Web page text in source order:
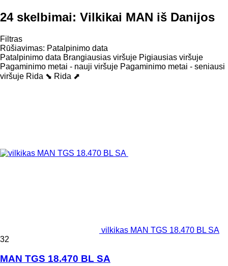
24 skelbimai: Vilkikai MAN iš Danijos
Filtras
Rūšiavimas: Patalpinimo data
Patalpinimo data Brangiausias viršuje Pigiausias viršuje
Pagaminimo metai - nauji viršuje Pagaminimo metai - seniausi
viršuje Rida ⬊ Rida ⬈
vilkikas MAN TGS 18.470 BL SA
32
MAN TGS 18.470 BL SA